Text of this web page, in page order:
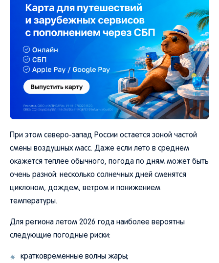
При этом северо-запад России остается зоной частой
смены воздушных масс. Даже если лето в среднем
окажется теплее обычного, погода по дням может быть
очень разной: несколько солнечных дней сменятся
циклоном, дождем, ветром и понижением
температуры.
Для региона летом 2026 года наиболее вероятны
следующие погодные риски:
кратковременные волны жары;